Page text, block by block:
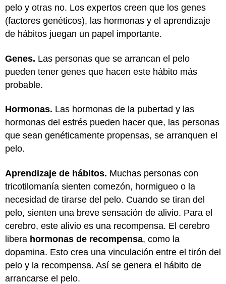
pelo y otras no. Los expertos creen que los genes
(factores genéticos), las hormonas y el aprendizaje
de hábitos juegan un papel importante.
Genes. Las personas que se arrancan el pelo
pueden tener genes que hacen este hábito más
probable.
Hormonas. Las hormonas de la pubertad y las
hormonas del estrés pueden hacer que, las personas
que sean genéticamente propensas, se arranquen el
pelo.
Aprendizaje de hábitos. Muchas personas con
tricotilomanía sienten comezón, hormigueo o la
necesidad de tirarse del pelo. Cuando se tiran del
pelo, sienten una breve sensación de alivio. Para el
cerebro, este alivio es una recompensa. El cerebro
libera hormonas de recompensa, como la
dopamina. Esto crea una vinculación entre el tirón del
pelo y la recompensa. Así se genera el hábito de
arrancarse el pelo.